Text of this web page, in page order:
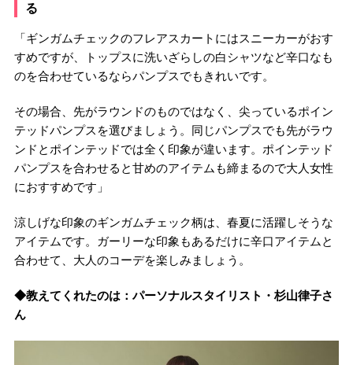
る
「ギンガムチェックのフレアスカートにはスニーカーがおす
すめですが、トップスに洗いざらしの白シャツなど辛口なも
のを合わせているならパンプスでもきれいです。
その場合、先がラウンドのものではなく、尖っているポイン
テッドパンプスを選びましょう。同じパンプスでも先がラウ
ンドとポインテッドでは全く印象が違います。ポインテッド
パンプスを合わせると甘めのアイテムも締まるので大人女性
におすすめです」
涼しげな印象のギンガムチェック柄は、春夏に活躍しそうな
アイテムです。ガーリーな印象もあるだけに辛口アイテムと
合わせて、大人のコーデを楽しみましょう。
◆教えてくれたのは：パーソナルスタイリスト・杉山律子さ
ん